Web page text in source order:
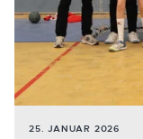
25. JANUAR 2026